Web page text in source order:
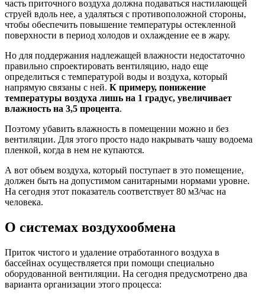
часть приточного воздуха должна подаваться настилающей
струей вдоль нее, а удаляться с противоположной стороны,
чтобы обеспечить повышение температуры остекленной
поверхности в период холодов и охлаждение ее в жару.
Но для поддержания надлежащей влажности недостаточно
правильно спроектировать вентиляцию, надо еще
определиться с температурой воды и воздуха, который
напрямую связаны с ней. К примеру, понижение
температуры воздуха лишь на 1 градус, увеличивает
влажность на 3,5 процента.
Поэтому убавить влажность в помещении можно и без
вентиляции. Для этого просто надо накрывать чашу водоема
пленкой, когда в нем не купаются.
А вот объем воздуха, который поступает в это помещение,
должен быть на допустимом санитарными нормами уровне.
На сегодня этот показатель соответствует 80 м3/час на
человека.
О системах воздухообмена
Приток чистого и удаление отработанного воздуха в
бассейнах осуществляется при помощи специально
оборудованной вентиляции. На сегодня предусмотрено два
варианта организации этого процесса: